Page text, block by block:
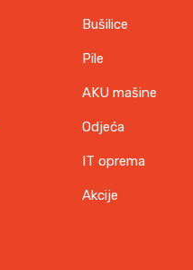
Bušilice
Pile
AKU mašine
Odjeća
IT oprema
Akcije